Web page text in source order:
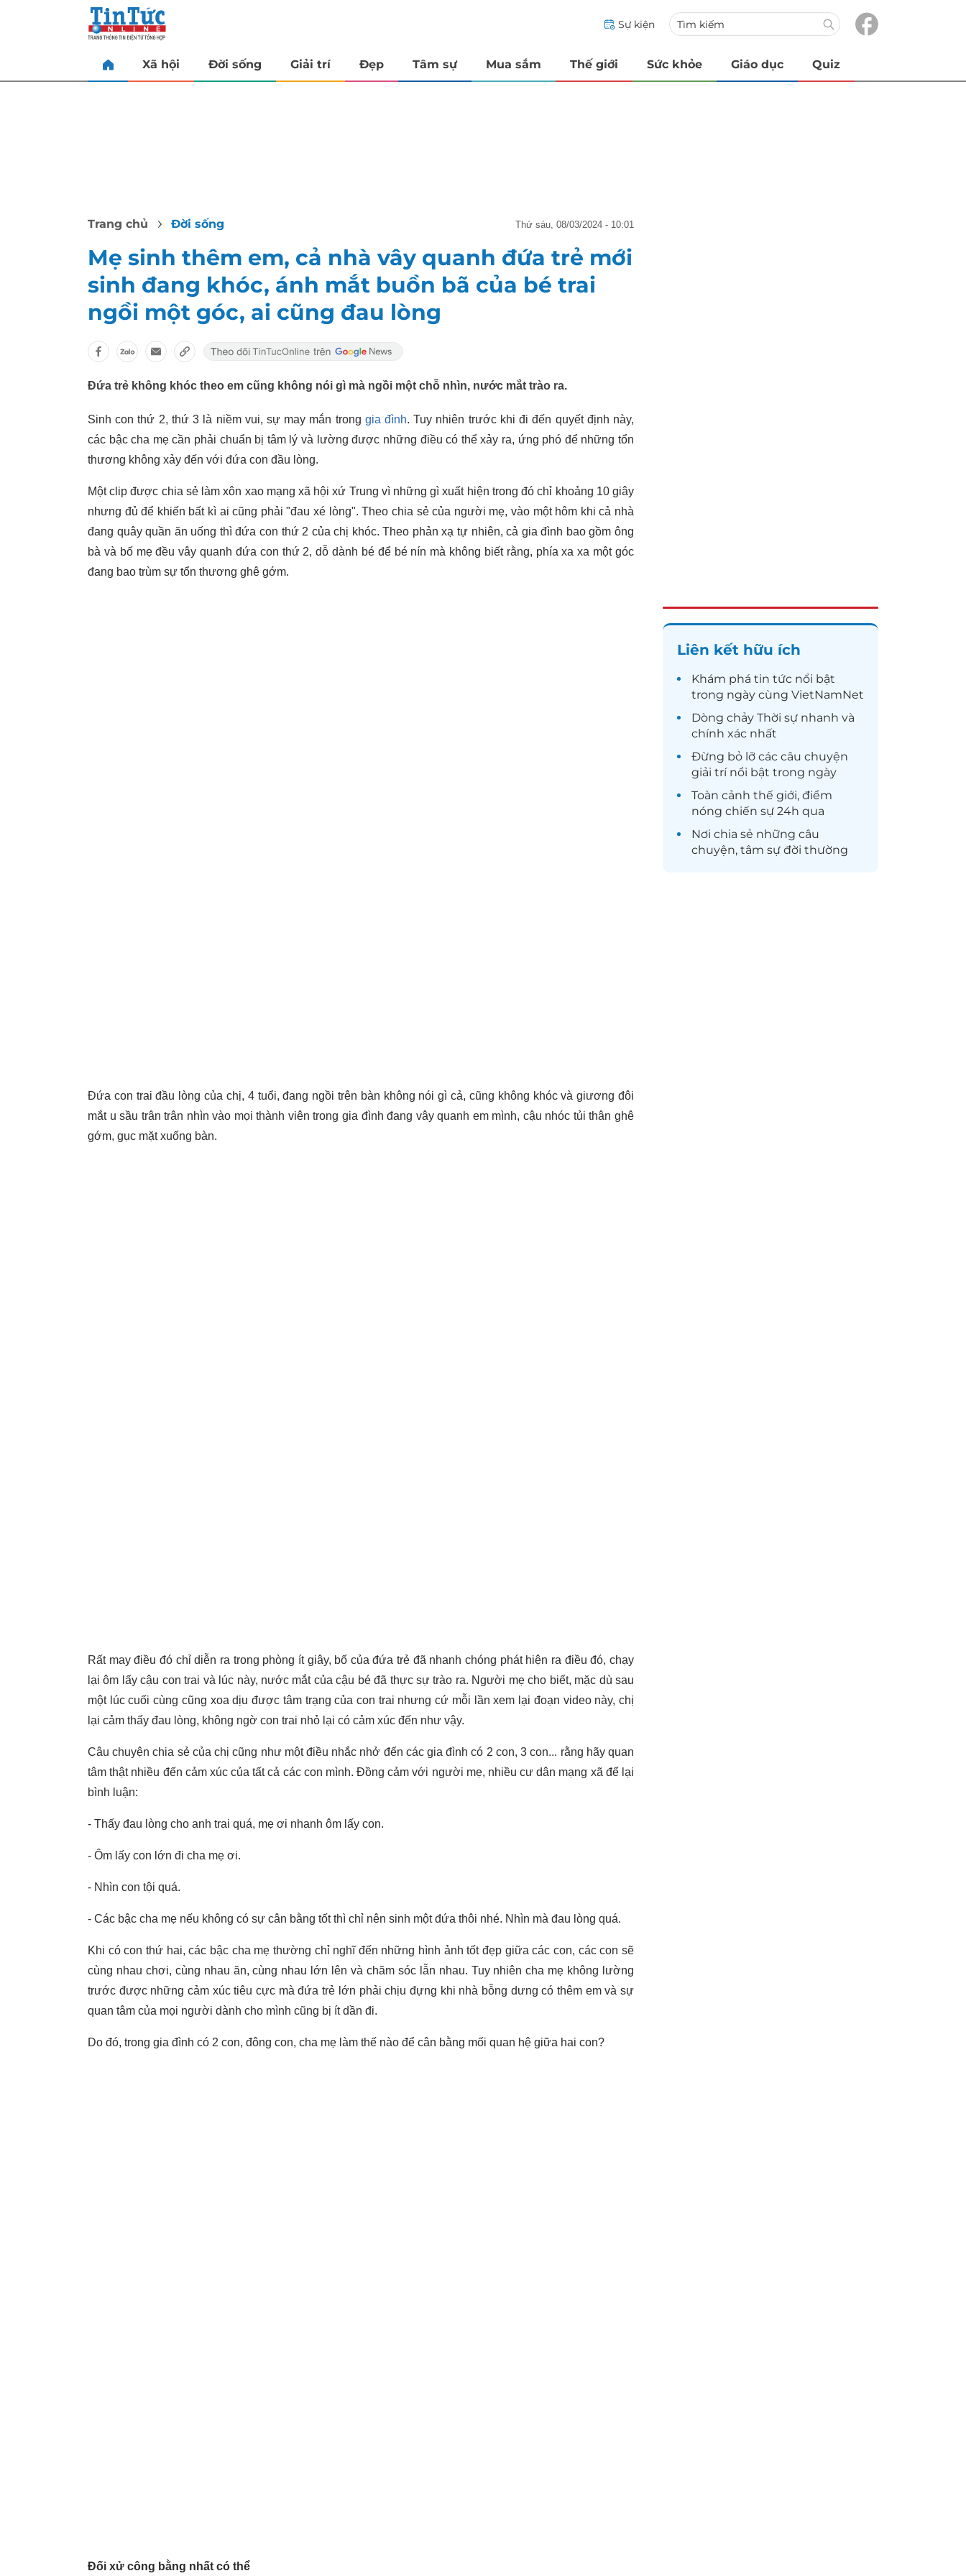
Sự kiện
Xã hội Đời sống Giải trí Đẹp Tâm sự Mua sắm Thế giới Sức khỏe Giáo dục Quiz
Trang chủ Đời sống thứ sáu, 08/03/2024 - 10:01
Mẹ sinh thêm em, cả nhà vây quanh đứa trẻ mới
sinh đang khóc, ánh mắt buồn bã của bé trai
ngồi một góc, ai cũng đau lòng
Đứa trẻ không khóc theo em cũng không nói gì mà ngồi một chỗ nhìn, nước mắt trào ra.
Sinh con thứ 2, thứ 3 là niềm vui, sự may mắn trong gia đình. Tuy nhiên trước khi đi đến quyết định này,
các bậc cha mẹ cần phải chuẩn bị tâm lý và lường được những điều có thể xảy ra, ứng phó để những tổn
thương không xảy đến với đứa con đầu lòng.
Một clip được chia sẻ làm xôn xao mạng xã hội xứ Trung vì những gì xuất hiện trong đó chỉ khoảng 10 giây
nhưng đủ để khiến bất kì ai cũng phải "đau xé lòng". Theo chia sẻ của người mẹ, vào một hôm khi cả nhà
đang quây quần ăn uống thì đứa con thứ 2 của chị khóc. Theo phản xạ tự nhiên, cả gia đình bao gồm ông
bà và bố mẹ đều vây quanh đứa con thứ 2, dỗ dành bé để bé nín mà không biết rằng, phía xa xa một góc
đang bao trùm sự tổn thương ghê gớm.
Đứa con trai đầu lòng của chị, 4 tuổi, đang ngồi trên bàn không nói gì cả, cũng không khóc và giương đôi
mắt u sầu trân trân nhìn vào mọi thành viên trong gia đình đang vây quanh em mình, cậu nhóc tủi thân ghê
gớm, gục mặt xuống bàn.
Rất may điều đó chỉ diễn ra trong phòng ít giây, bố của đứa trẻ đã nhanh chóng phát hiện ra điều đó, chạy
lại ôm lấy cậu con trai và lúc này, nước mắt của cậu bé đã thực sự trào ra. Người mẹ cho biết, mặc dù sau
một lúc cuối cùng cũng xoa dịu được tâm trạng của con trai nhưng cứ mỗi lần xem lại đoạn video này, chị
lại cảm thấy đau lòng, không ngờ con trai nhỏ lại có cảm xúc đến như vậy.
Câu chuyện chia sẻ của chị cũng như một điều nhắc nhở đến các gia đình có 2 con, 3 con... rằng hãy quan
tâm thật nhiều đến cảm xúc của tất cả các con mình. Đồng cảm với người mẹ, nhiều cư dân mạng xã để lại
bình luận:
- Thấy đau lòng cho anh trai quá, mẹ ơi nhanh ôm lấy con.
- Ôm lấy con lớn đi cha mẹ ơi.
- Nhìn con tội quá.
- Các bậc cha mẹ nếu không có sự cân bằng tốt thì chỉ nên sinh một đứa thôi nhé. Nhìn mà đau lòng quá.
Khi có con thứ hai, các bậc cha mẹ thường chỉ nghĩ đến những hình ảnh tốt đẹp giữa các con, các con sẽ
cùng nhau chơi, cùng nhau ăn, cùng nhau lớn lên và chăm sóc lẫn nhau. Tuy nhiên cha mẹ không lường
trước được những cảm xúc tiêu cực mà đứa trẻ lớn phải chịu đựng khi nhà bỗng dưng có thêm em và sự
quan tâm của mọi người dành cho mình cũng bị ít dần đi.
Do đó, trong gia đình có 2 con, đông con, cha mẹ làm thế nào để cân bằng mối quan hệ giữa hai con?
Đối xử công bằng nhất có thể
Liên kết hữu ích
Khám phá tin tức nổi bật
trong ngày cùng VietNamNet
Dòng chảy Thời sự nhanh và
chính xác nhất
Đừng bỏ lỡ các câu chuyện
giải trínổi bật trong ngày
Toàn cảnh thế giới, điểm
nóng chiến sự 24h qua
Nơi chia sẻ những câu
chuyện, tâm sự đời thường